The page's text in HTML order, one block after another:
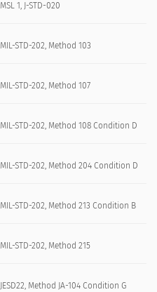
MSL 1, J-STD-020
MIL-STD-202, Method 103
MIL-STD-202, Method 107
MIL-STD-202, Method 108 Condition D
MIL-STD-202, Method 204 Condition D
MIL-STD-202, Method 213 Condition B
MIL-STD-202, Method 215
JESD22, Method JA-104 Condition G